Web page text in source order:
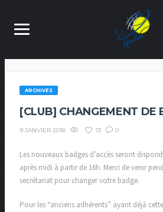
ARCHIVES
[CLUB] CHANGEMENT DE
9 JANVIER 2018 13 0
Les nouveaux badges d’accès seront
après midi à partir de 16h. Merci de venir
secrétariat pour changer votre badge.
Pour les “anciens adhérents” ayant déjà